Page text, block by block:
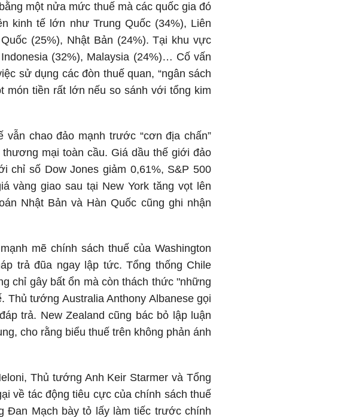
một nửa mức thuế mà các quốc gia đó
kinh tế lớn như Trung Quốc (34%), Liên
(25%), Nhật Bản (24%). Tại khu vực
(32%), Malaysia (24%)… Cố vấn
sử dụng các đòn thuế quan, “ngân sách
tiền rất lớn nếu so sánh với tổng kim
chao đảo mạnh trước “cơn địa chấn”
mại toàn cầu. Giá dầu thế giới đảo
chỉ số Dow Jones giảm 0,61%, S&P 500
vàng giao sau tại New York tăng vọt lên
Nhật Bản và Hàn Quốc cũng ghi nhận
mẽ chính sách thuế của Washington
trả đũa ngay lập tức. Tổng thống Chile
chỉ gây bất ổn mà còn thách thức "những
tướng Australia Anthony Albanese gọi
trả. New Zealand cũng bác bỏ lập luận
cho rằng biểu thuế trên không phản ánh
Thủ tướng Anh Keir Starmer và Tổng
về tác động tiêu cực của chính sách thuế
Đan Mạch bày tỏ lấy làm tiếc trước chính